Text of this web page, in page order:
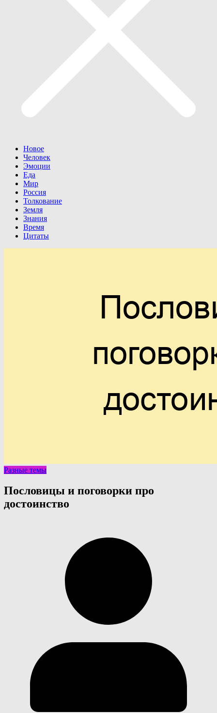
Новое
Человек
Эмоции
Еда
Мир
Россия
Толкование
Земля
Знания
Время
Цитаты
Разные темы
Пословицы и поговорки про
достоинство